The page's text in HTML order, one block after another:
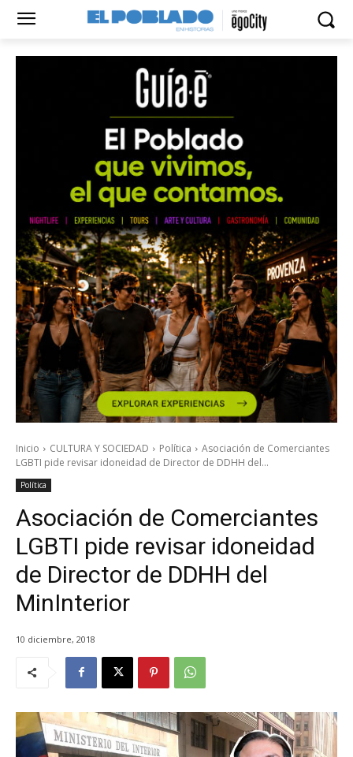
Inicio CULTURA Y SOCIEDAD Política
Asociación de Comerciantes
LGBTI pide revisar idoneidad de Director de DDHH del...
Política
Asociación de Comerciantes
LGBTI pide revisar idoneidad
de Director de DDHH del
MinInterior
10 diciembre, 2018